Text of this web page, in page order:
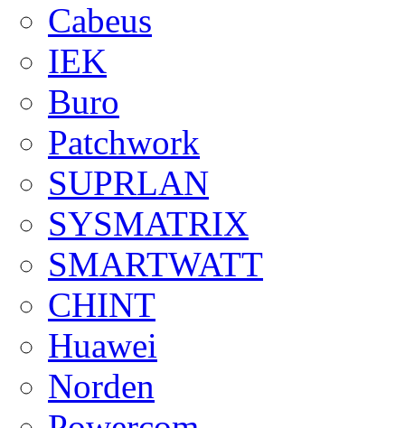
Cabeus
IEK
Buro
Patchwork
SUPRLAN
SYSMATRIX
SMARTWATT
CHINT
Huawei
Norden